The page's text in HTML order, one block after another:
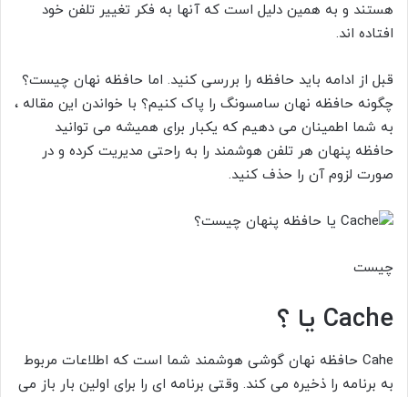
هستند و به همین دلیل است که آنها به فکر تغییر تلفن خود
افتاده اند.
قبل از ادامه باید حافظه را بررسی کنید. اما حافظه نهان چیست؟
چگونه حافظه نهان سامسونگ را پاک کنیم؟ با خواندن این مقاله ،
به شما اطمینان می دهیم که یکبار برای همیشه می توانید
حافظه پنهان هر تلفن هوشمند را به راحتی مدیریت کرده و در
صورت لزوم آن را حذف کنید.
چیست
Cache یا ؟
Cahe حافظه نهان گوشی هوشمند شما است که اطلاعات مربوط
به برنامه را ذخیره می کند. وقتی برنامه ای را برای اولین بار باز می